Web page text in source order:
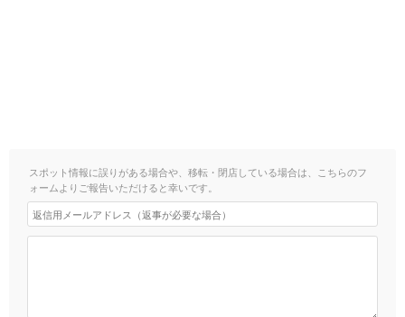
スポット情報に誤りがある場合や、移転・閉店している場合は、こちらのフ
ォームよりご報告いただけると幸いです。